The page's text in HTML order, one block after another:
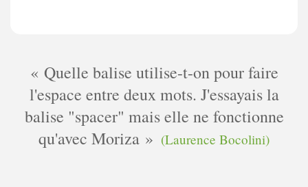
Quelle balise utilise-t-on pour faire
l'espace entre deux mots. J'essayais la
balise "spacer" mais elle ne fonctionne
qu'avec Moriza
(Laurence Bocolini)